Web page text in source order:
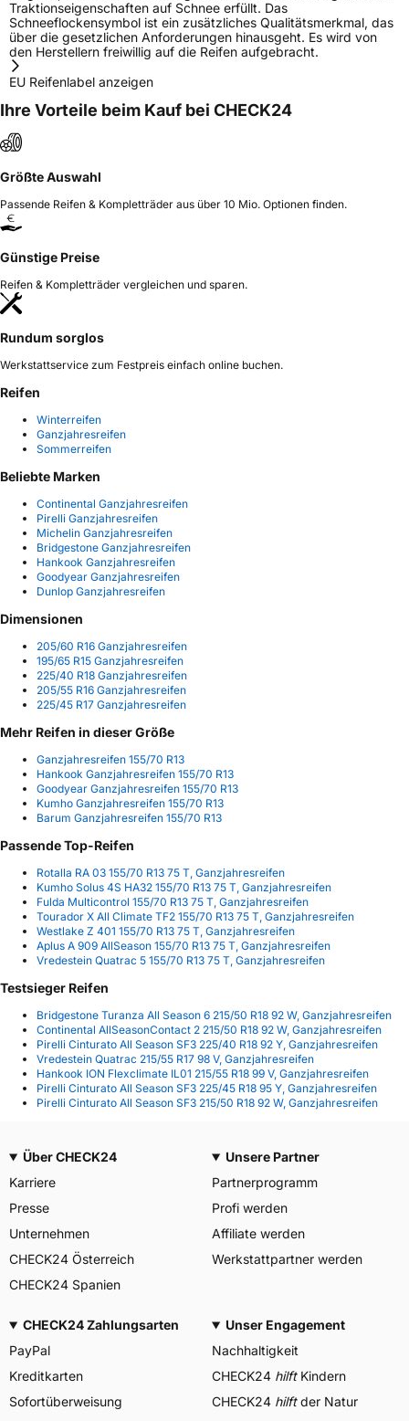
Traktionseigenschaften auf Schnee erfüllt. Das
Schneeflockensymbol ist ein zusätzliches Qualitätsmerkmal, das
über die gesetzlichen Anforderungen hinausgeht. Es wird von
den Herstellern freiwillig auf die Reifen aufgebracht.
EU Reifenlabel anzeigen
Ihre Vorteile beim Kauf bei CHECK24
Größte Auswahl
Passende Reifen & Kompletträder aus über 10 Mio. Optionen finden.
Günstige Preise
Reifen & Kompletträder vergleichen und sparen.
Rundum sorglos
Werkstattservice zum Festpreis einfach online buchen.
Reifen
Winterreifen
Ganzjahresreifen
Sommerreifen
Beliebte Marken
Continental Ganzjahresreifen
Pirelli Ganzjahresreifen
Michelin Ganzjahresreifen
Bridgestone Ganzjahresreifen
Hankook Ganzjahresreifen
Goodyear Ganzjahresreifen
Dunlop Ganzjahresreifen
Dimensionen
205/60 R16 Ganzjahresreifen
195/65 R15 Ganzjahresreifen
225/40 R18 Ganzjahresreifen
205/55 R16 Ganzjahresreifen
225/45 R17 Ganzjahresreifen
Mehr Reifen in dieser Größe
Ganzjahresreifen 155/70 R13
Hankook Ganzjahresreifen 155/70 R13
Goodyear Ganzjahresreifen 155/70 R13
Kumho Ganzjahresreifen 155/70 R13
Barum Ganzjahresreifen 155/70 R13
Passende Top-Reifen
Rotalla RA 03 155/70 R13 75 T, Ganzjahresreifen
Kumho Solus 4S HA32 155/70 R13 75 T, Ganzjahresreifen
Fulda Multicontrol 155/70 R13 75 T, Ganzjahresreifen
Tourador X All Climate TF2 155/70 R13 75 T, Ganzjahresreifen
Westlake Z 401 155/70 R13 75 T, Ganzjahresreifen
Aplus A 909 AllSeason 155/70 R13 75 T, Ganzjahresreifen
Vredestein Quatrac 5 155/70 R13 75 T, Ganzjahresreifen
Testsieger Reifen
Bridgestone Turanza All Season 6 215/50 R18 92 W, Ganzjahresreifen
Continental AllSeasonContact 2 215/50 R18 92 W, Ganzjahresreifen
Pirelli Cinturato All Season SF3 225/40 R18 92 Y, Ganzjahresreifen
Vredestein Quatrac 215/55 R17 98 V, Ganzjahresreifen
Hankook ION Flexclimate IL01 215/55 R18 99 V, Ganzjahresreifen
Pirelli Cinturato All Season SF3 225/45 R18 95 Y, Ganzjahresreifen
Pirelli Cinturato All Season SF3 215/50 R18 92 W, Ganzjahresreifen
Über CHECK24
Karriere
Presse
Unternehmen
CHECK24 Österreich
CHECK24 Spanien
Unsere Partner
Partnerprogramm
Profi werden
Affiliate werden
Werkstattpartner werden
CHECK24 Zahlungsarten
PayPal
Kreditkarten
Sofortüberweisung
Unser Engagement
Nachhaltigkeit
CHECK24 hilftKindern
CHECK24 hilftder Natur